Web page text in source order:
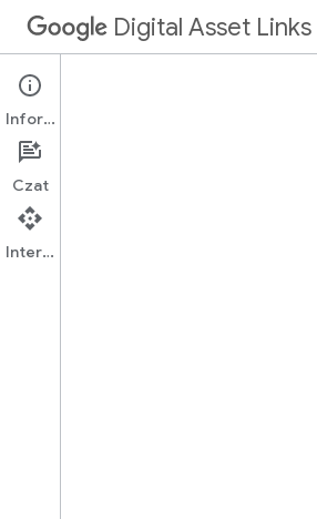
Digital Asset Links
Pierwsze kroki
Informacje
Czat
Interfejs API